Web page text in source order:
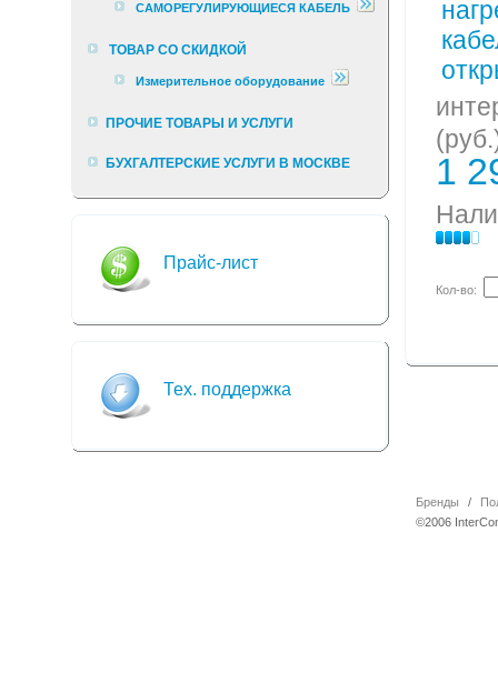
1
Кол-во:
САМОРЕГУЛИРУЮЩИЕСЯ КАБЕЛЬ
ТОВАР СО СКИДКОЙ
Измерительное оборудование
ПРОЧИЕ ТОВАРЫ И УСЛУГИ
БУХГАЛТЕРСКИЕ УСЛУГИ В МОСКВЕ
Прайс-лист
Тех. поддержка
Бренды /
©2006